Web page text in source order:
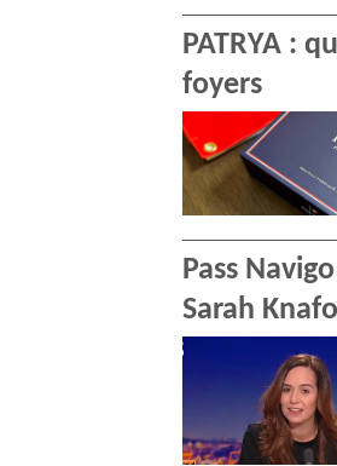
PATRYA :
foyers
Pass
Sarah Knafo